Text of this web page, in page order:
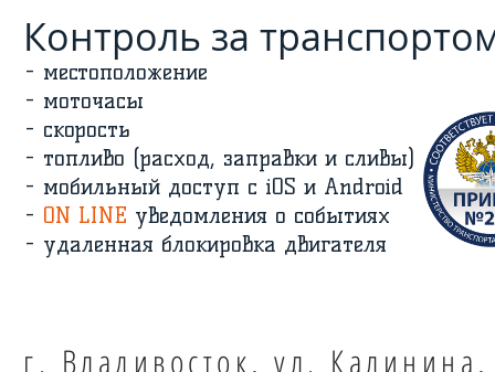
- местоположение
- моточасы
- скорость
- топливо (расход, заправки и сливы)
- мобильный доступ с iOS и Android
- ON LINE уведомления о событиях
- удаленная блокировка двигателя
Контроль за
г. Владивосток, ул.